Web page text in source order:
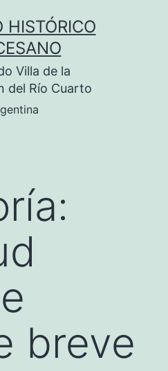
HISTÓRICO
Villa de la
del Río Cuarto
breve